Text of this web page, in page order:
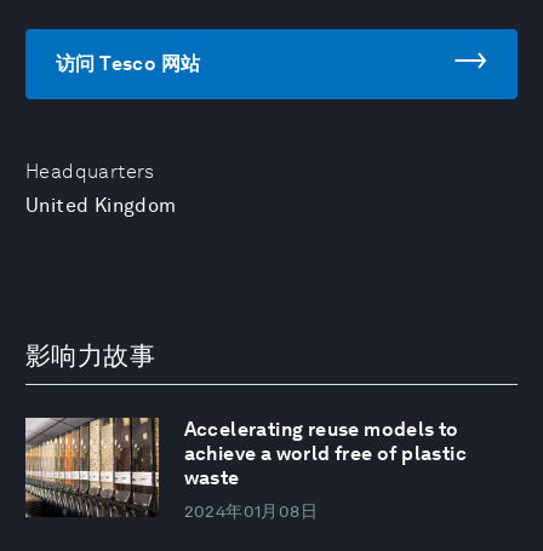
Headquarters
United Kingdom
访问 Tesco 网站
影响力故事
Accelerating reuse models to
achieve a world free of plastic
waste
2024年01月08日